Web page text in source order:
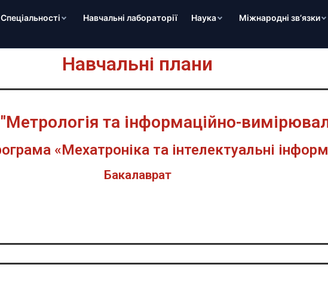
Спеціальності Навчальні лабораторії Наука Міжнародні зв’язки
Навчальні плани
та інформаційно-
«Мехатроніка та інтелектуальні
Бакалаврат